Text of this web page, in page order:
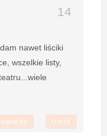
nawet liściki
wszelkie listy,
Usuń